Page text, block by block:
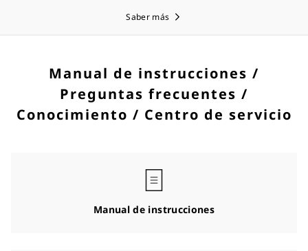
Saber más
Manual de instrucciones /
Preguntas frecuentes /
Conocimiento / Centro de servicio
Manual de instrucciones